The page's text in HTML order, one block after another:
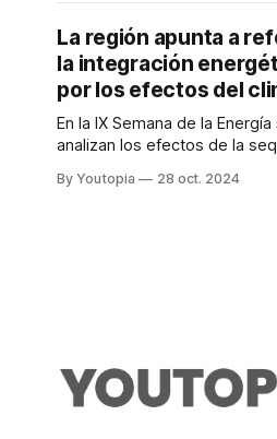
La región apunta a
la integración
por los efectos del
En la IX Semana de la Energía
analizan los efectos de la
By Youtopia 28 oct. 2024